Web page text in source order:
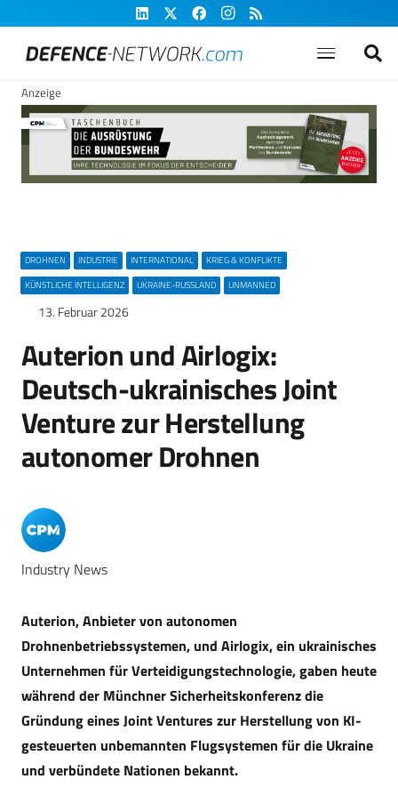
Anzeige
DROHNEN INDUSTRIE INTERNATIONAL
KRIEG & KONFLIKTE
KÜNSTLICHE INTELLIGENZ
UKRAINE-RUSSLAND UNMANNED
13. Februar 2026
Auterion und Airlogix:
Deutsch-ukrainisches Joint
Venture zur Herstellung
autonomer Drohnen
Industry News
Auterion, Anbieter von autonomen
Drohnenbetriebssystemen, und Airlogix, ein ukrainisches
Unternehmen für Verteidigungstechnologie, gaben heute
während der Münchner Sicherheitskonferenz die
Gründung eines Joint Ventures zur Herstellung von KI-
gesteuerten unbemannten Flugsystemen für die Ukraine
und verbündete Nationen bekannt.